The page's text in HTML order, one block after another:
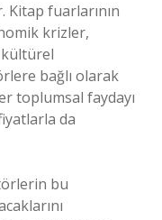
Kitap fuarlarının
krizler,
kültürel
bağlı olarak
toplumsal faydayı
da
bu